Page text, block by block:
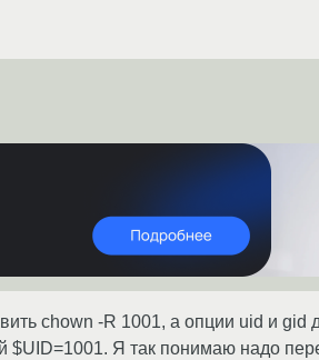
chown -R 1001, а опции uid и
$UID=1001. Я так понимаю надо